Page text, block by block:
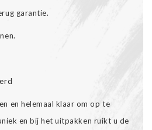
garantie.
en helemaal klaar om op te
en bij het uitpakken ruikt u de